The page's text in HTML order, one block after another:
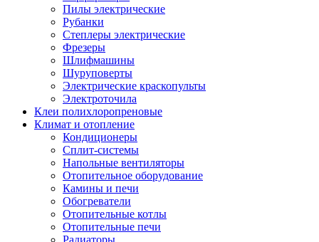
Пилы электрические
Рубанки
Степлеры электрические
Фрезеры
Шлифмашины
Шуруповерты
Электрические краскопульты
Электроточила
Клеи полихлоропреновые
Климат и отопление
Кондиционеры
Сплит-системы
Напольные вентиляторы
Отопительное оборудование
Камины и печи
Обогреватели
Отопительные котлы
Отопительные печи
Радиаторы